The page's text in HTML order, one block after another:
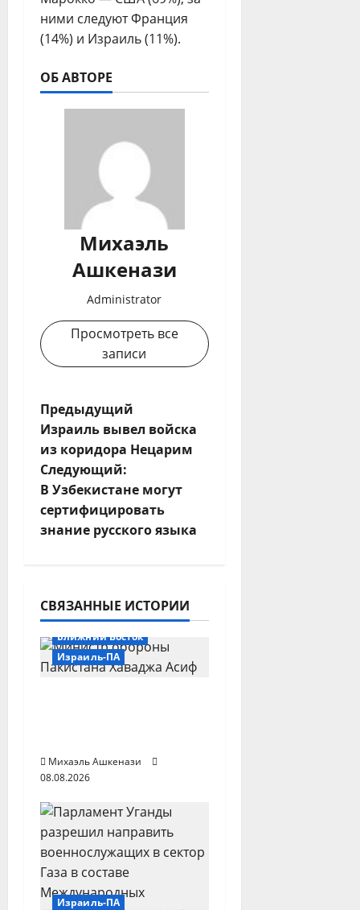
ними следуют Франция
(14%) и Израиль (11%).
ОБ АВТОРЕ
Михаэль
Ашкенази
Administrator
Просмотреть все
записи
Н
а
в
и
ц
и
а
п
и
с
и
Предыдущий
Израиль вывел войска
из коридора Нецарим
Следующий:
В Узбекистане могут
сертифицировать
знание русского языка
СВЯЗАННЫЕ ИСТОРИИ
Ближний Восток
Израиль-ПА
Михаэль Ашкенази
08.08.2026
Израиль-ПА